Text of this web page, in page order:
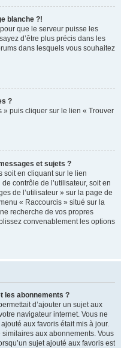
blanche ?!
que le serveur puisse les
d’être plus précis dans les
dans lesquels vous souhaitez
?
» puis cliquer sur le lien « Trouver
et sujets ?
soit en cliquant sur le lien
contrôle de l’utilisateur, soit en
de l’utilisateur » sur la page de
« Raccourcis » situé sur la
recherche de vos propres
convenablement les options
les abonnements ?
d’ajouter un sujet aux
navigateur internet. Vous ne
aux favoris était mis à jour.
aux abonnements. Vous
sujet ajouté aux favoris est